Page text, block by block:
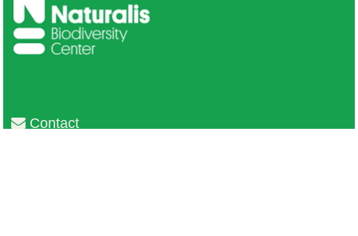
Contact